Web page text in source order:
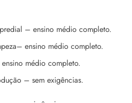
– ensino médio completo.
ensino médio completo.
médio completo.
– sem exigências.